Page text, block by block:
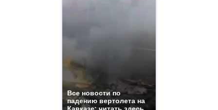
Все новости по
падению вертолета на